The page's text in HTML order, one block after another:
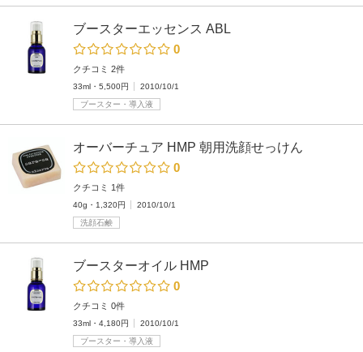
ブースターエッセンス ABL
0
クチコミ 2件
33ml・5,500円
2010/10/1
ブースター・導入液
オーバーチュア HMP 朝用洗顔せっけん
0
クチコミ 1件
40g・1,320円
2010/10/1
洗顔石鹸
ブースターオイル HMP
0
クチコミ 0件
33ml・4,180円
2010/10/1
ブースター・導入液